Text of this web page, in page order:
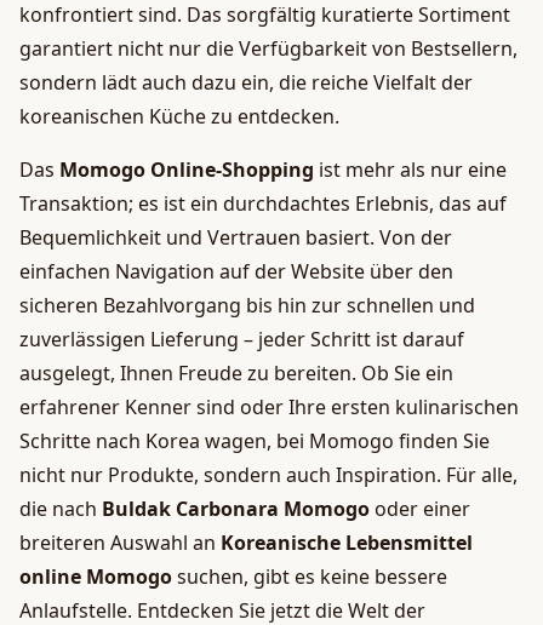
konfrontiert sind. Das sorgfältig kuratierte Sortiment
garantiert nicht nur die Verfügbarkeit von Bestsellern,
sondern lädt auch dazu ein, die reiche Vielfalt der
koreanischen Küche zu entdecken.
Das Momogo Online-Shopping ist mehr als nur eine
Transaktion; es ist ein durchdachtes Erlebnis, das auf
Bequemlichkeit und Vertrauen basiert. Von der
einfachen Navigation auf der Website über den
sicheren Bezahlvorgang bis hin zur schnellen und
zuverlässigen Lieferung – jeder Schritt ist darauf
ausgelegt, Ihnen Freude zu bereiten. Ob Sie ein
erfahrener Kenner sind oder Ihre ersten kulinarischen
Schritte nach Korea wagen, bei Momogo finden Sie
nicht nur Produkte, sondern auch Inspiration. Für alle,
die nach Buldak Carbonara Momogooder einer
breiteren Auswahl an Koreanische Lebensmittel
online Momogosuchen, gibt es keine bessere
Anlaufstelle. Entdecken Sie jetzt die Welt der